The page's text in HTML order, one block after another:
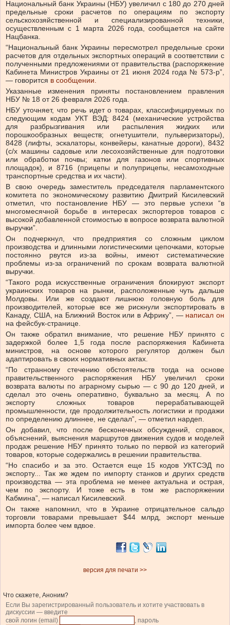
Национальный банк Украины (НБУ) увеличил с 180 до 270 дней
предельные сроки расчетов по операциям по экспорту
сельскохозяйственной и специализированной техники,
осуществленным с 1 марта 2026 года, сообщается на сайте
Нацбанка.
“Национальный банк Украины пересмотрел предельные сроки
расчетов для отдельных экспортных операций в соответствии с
полученными предложениями от правительства (распоряжение
Кабинета Министров Украины от 21 июня 2024 года № 573-р”,
— говорится в сообщении.
Указанные изменения приняты постановлением правления
НБУ № 18 от 26 февраля 2026 года.
НБУ уточняет, что речь идет о товарах, классифицируемых по
следующим кодам УКТ ВЭД: 8424 (механические устройства
для разбрызгивания или распыления жидких или
порошкообразных веществ; огнетушители, пульверизаторы),
8428 (лифты, эскалаторы, конвейеры, канатные дороги), 8432
(с/х машины садовые или лесохозяйственные для подготовки
или обработки почвы; катки для газонов или спортивных
площадок), и 8716 (прицепы и полуприцепы, несамоходные
транспортные средства и их части).
В свою очередь заместитель председателя парламентского
комитета по экономическому развитию Дмитрий Кисилевский
отметил, что постановление НБУ — это первые успехи “в
многомесячной борьбе в интересах экспортеров товаров с
высокой добавленной стоимостью в вопросе возврата валютной
выручки”.
Он подчеркнул, что предприятия со сложным циклом
производства и длинными логистическими цепочками, которые
постоянно рвутся из-за войны, имеют систематические
проблемы из-за ограничений по срокам возврата валютной
выручки.
“Такого рода искусственные ограничения блокируют экспорт
украинских товаров на рынки, расположенные чуть дальше
Молдовы. Или же создают лишнюю головную боль для
производителей, которые все же рискнули экспортировать в
Канаду, США, на Ближний Восток или в Африку”, — написал он
на фейсбук-странице.
Он также обратил внимание, что решение НБУ принято с
задержкой более 1,5 года после распоряжения Кабинета
министров, на основе которого регулятор должен был
адаптировать в своих нормативных актах.
“По странному стечению обстоятельств тогда на основе
правительственного распоряжения НБУ увеличил сроки
возврата валюты по аграрному сырью — с 90 до 120 дней, и
сделал это очень оперативно, буквально за месяц. А по
экспорту сложных товаров перерабатывающей
промышленности, где продолжительность логистики и продажи
по определению длиннее, не сделал”, — отметил нардеп.
Он добавил, что после бесконечных обсуждений, справок,
объяснений, выяснения маршрутов движения судов и моделей
продаж решение НБУ принято только по первой из категорий
товаров, которые содержались в решении правительства.
“Но спасибо и за это. Остается еще 15 кодов УКТСЭД по
экспорту... Так же ждем по импорту станков и других средств
производства — эта проблема не менее актуальна и острая,
чем по экспорту. И тоже есть в том же распоряжении
Кабмина”, — написал Кисилевский.
Он также напомнил, что в Украине отрицательное сальдо
торговли товарами превышает $44 млрд, экспорт меньше
импорта более чем вдвое.
версия для печати >>
Что скажете, Аноним?
Если Вы зарегистрированный пользователь и хотите участвовать в
дискуссии — введите
свой логин (email)
, пароль